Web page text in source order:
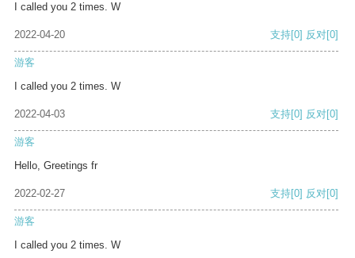
I called you 2 times. W
2022-04-20 支持[0] 反对[0]
游客
I called you 2 times. W
2022-04-03 支持[0] 反对[0]
游客
Hello, Greetings fr
2022-02-27 支持[0] 反对[0]
游客
I called you 2 times. W